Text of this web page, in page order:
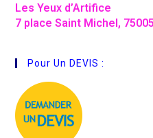
Les Yeux d’Artifice
7 place Saint Michel,
Pour Un DEVIS :